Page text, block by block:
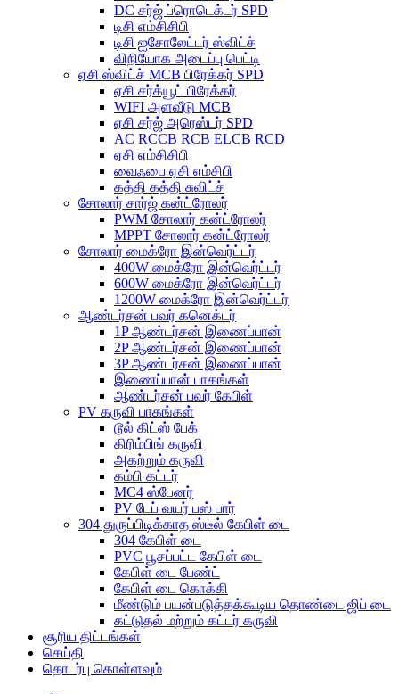
DC சர்ஜ் ப்ரொடெக்டர் SPD
டிசி எம்சிசிபி
டிசி ஐசோலேட்டர் ஸ்விட்ச்
விநியோக அடைப்பு பெட்டி
ஏசி ஸ்விட்ச் MCB பிரேக்கர் SPD
ஏசி சர்க்யூட் பிரேக்கர்
WIFI அளவீடு MCB
ஏசி சர்ஜ் அரெஸ்டர் SPD
AC RCCB RCB ELCB RCD
ஏசி எம்சிசிபி
வைஃபை ஏசி எம்சிபி
கத்தி கத்தி சுவிட்ச்
சோலார் சார்ஜ் கன்ட்ரோலர்
PWM சோலார் கன்ட்ரோலர்
MPPT சோலார் கன்ட்ரோலர்
சோலார் மைக்ரோ இன்வெர்ட்டர்
400W மைக்ரோ இன்வெர்ட்டர்
600W மைக்ரோ இன்வெர்ட்டர்
1200W மைக்ரோ இன்வெர்ட்டர்
ஆண்டர்சன் பவர் கனெக்டர்
1P ஆண்டர்சன் இணைப்பான்
2P ஆண்டர்சன் இணைப்பான்
3P ஆண்டர்சன் இணைப்பான்
இணைப்பான் பாகங்கள்
ஆண்டர்சன் பவர் கேபிள்
PV கருவி பாகங்கள்
டூல் கிட்ஸ் பேக்
கிரிம்பிங் கருவி
அகற்றும் கருவி
கம்பி கட்டர்
MC4 ஸ்பேனர்
PV டேப் வயர் பஸ் பார்
304 துருப்பிடிக்காத ஸ்டீல் கேபிள் டை
304 கேபிள் டை
PVC பூசப்பட்ட கேபிள் டை
கேபிள் டை பேண்ட்
கேபிள் டை கொக்கி
மீண்டும் பயன்படுத்தக்கூடிய தொண்டை ஜிப் டை
கட்டுதல் மற்றும் கட்டர் கருவி
சூரிய திட்டங்கள்
செய்தி
தொடர்பு கொள்ளவும்